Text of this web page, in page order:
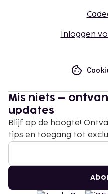
Inloggen
Mis niets –
updates
Blijf op de hoogte!
tips en toegang tot